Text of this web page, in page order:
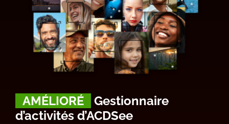
AMÉLIORÉ
Gestionnaire
d’activités d’ACDSee